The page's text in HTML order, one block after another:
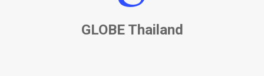
GLOBE Thailand